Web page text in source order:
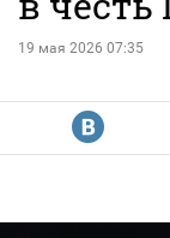
19 мая 2026 07:35
R